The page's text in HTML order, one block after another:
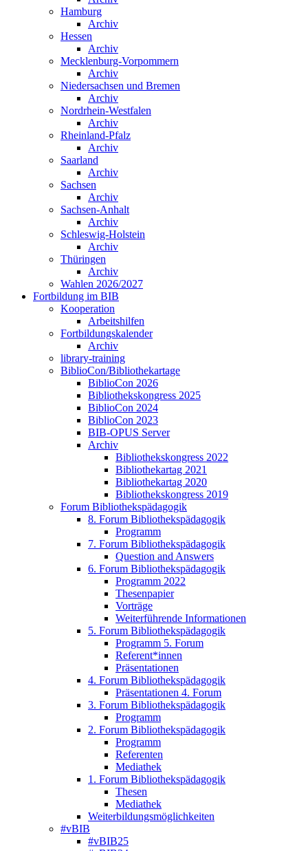
Hamburg
Archiv
Hessen
Archiv
Mecklenburg-Vorpommern
Archiv
Niedersachsen und Bremen
Archiv
Nordrhein-Westfalen
Archiv
Rheinland-Pfalz
Archiv
Saarland
Archiv
Sachsen
Archiv
Sachsen-Anhalt
Archiv
Schleswig-Holstein
Archiv
Thüringen
Archiv
Wahlen 2026/2027
Fortbildung im BIB
Kooperation
Arbeitshilfen
Fortbildungskalender
Archiv
library-training
BiblioCon/Bibliothekartage
BiblioCon 2026
Bibliothekskongress 2025
BiblioCon 2024
BiblioCon 2023
BIB-OPUS Server
Archiv
Bibliothekskongress 2022
Bibliothekartag 2021
Bibliothekartag 2020
Bibliothekskongress 2019
Forum Bibliothekspädagogik
8. Forum Bibliothekspädagogik
Programm
7. Forum Bibliothekspädagogik
Question and Answers
6. Forum Bibliothekspädagogik
Programm 2022
Thesenpapier
Vorträge
Weiterführende Informationen
5. Forum Bibliothekspädagogik
Programm 5. Forum
Referent*innen
Präsentationen
4. Forum Bibliothekspädagogik
Präsentationen 4. Forum
3. Forum Bibliothekspädagogik
Programm
2. Forum Bibliothekspädagogik
Programm
Referenten
Mediathek
1. Forum Bibliothekspädagogik
Thesen
Mediathek
Weiterbildungsmöglichkeiten
#vBIB
#vBIB25